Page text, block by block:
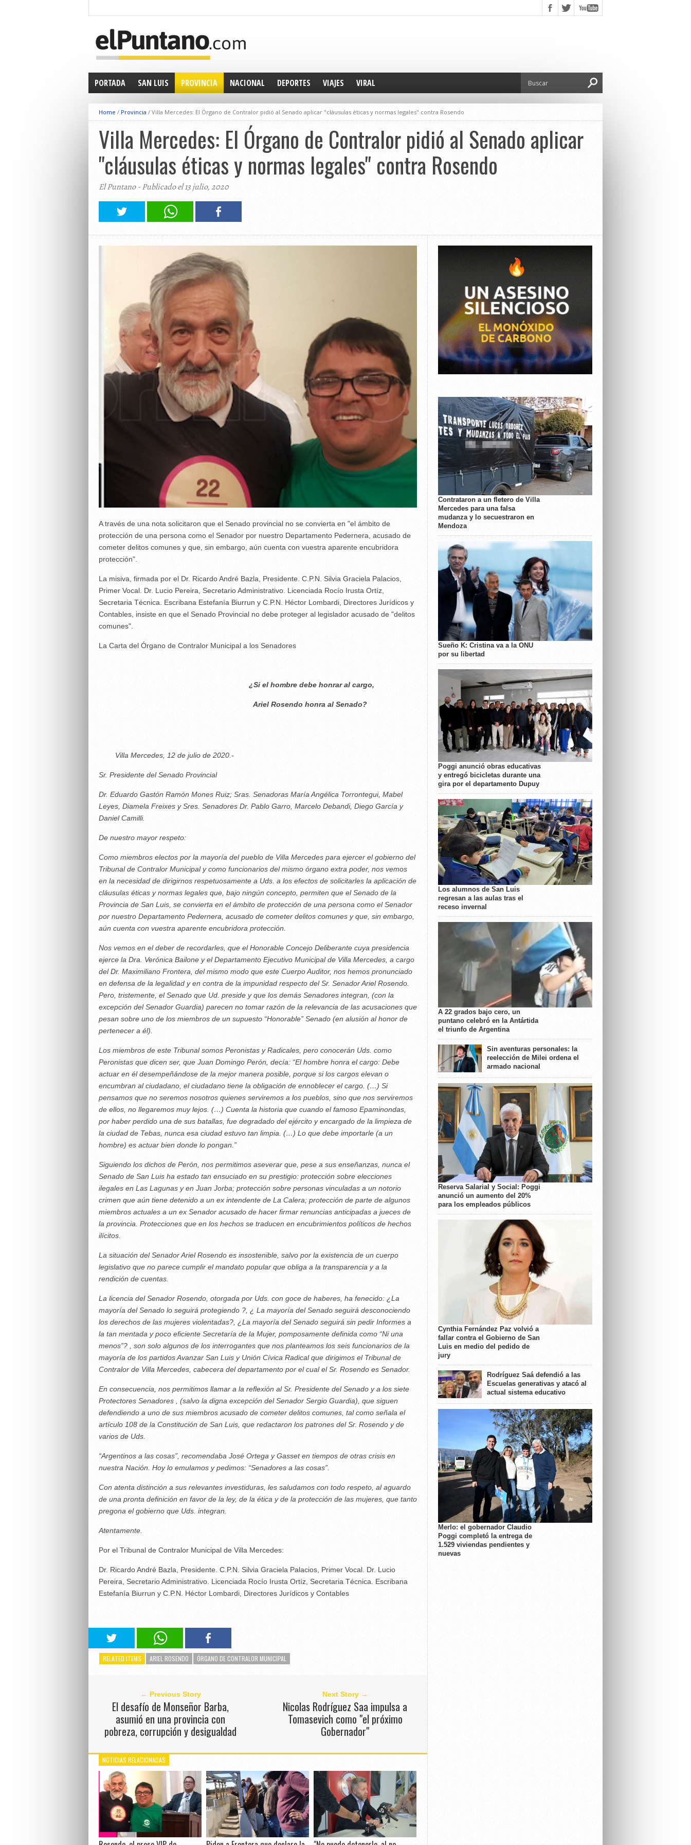
PORTADA SAN LUIS PROVINCIA NACIONAL DEPORTES VIAJES VIRAL
Home / Provincia / Villa Mercedes: El Órgano de Contralor pidió al Senado aplicar "cláusulas éticas y normas legales" contra Rosendo
Villa Mercedes: El Órgano de Contralor pidió al Senado aplicar
"cláusulas éticas y normas legales" contra Rosendo
El Puntano - Publicado el 13 julio, 2020
A través de una nota solicitaron que el Senado provincial no se convierta en "el ámbito de
protección de una persona como el Senador por nuestro Departamento Pedernera, acusado de
cometer delitos comunes y que, sin embargo, aún cuenta con vuestra aparente encubridora
protección".
La misiva, firmada por el Dr. Ricardo André Bazla, Presidente. C.P.N. Silvia Graciela Palacios,
Primer Vocal. Dr. Lucio Pereira, Secretario Administrativo. Licenciada Rocío Irusta Ortíz,
Secretaria Técnica. Escribana Estefanía Biurrun y C.P.N. Héctor Lombardi, Directores Jurídicos y
Contables, insiste en que el Senado Provincial no debe proteger al legislador acusado de "delitos
comunes".
La Carta del Órgano de Contralor Municipal a los Senadores
¿Si el hombre debe honrar al cargo,
Ariel Rosendo honra al Senado?
Villa Mercedes, 12 de julio de 2020.-
Sr. Presidente del Senado Provincial
Dr. Eduardo Gastón Ramón Mones Ruiz; Sras. Senadoras María Angélica Torrontegui, Mabel
Leyes, Diamela Freixes y Sres. Senadores Dr. Pablo Garro, Marcelo Debandi, Diego García y
Daniel Camilli.
De nuestro mayor respeto:
Como miembros electos por la mayoría del pueblo de Villa Mercedes para ejercer el gobierno del
Tribunal de Contralor Municipal y como funcionarios del mismo órgano extra poder, nos vemos
en la necesidad de dirigirnos respetuosamente a Uds. a los efectos de solicitarles la aplicación de
cláusulas éticas y normas legales que, bajo ningún concepto, permiten que el Senado de la
Provincia de San Luis, se convierta en el ámbito de protección de una persona como el Senador
por nuestro Departamento Pedernera, acusado de cometer delitos comunes y que, sin embargo,
aún cuenta con vuestra aparente encubridora protección.
Nos vemos en el deber de recordarles, que el Honorable Concejo Deliberante cuya presidencia
ejerce la Dra. Verónica Bailone y el Departamento Ejecutivo Municipal de Villa Mercedes, a cargo
del Dr. Maximiliano Frontera, del mismo modo que este Cuerpo Auditor, nos hemos pronunciado
en defensa de la legalidad y en contra de la impunidad respecto del Sr. Senador Ariel Rosendo.
Pero, tristemente, el Senado que Ud. preside y que los demás Senadores integran, (con la
excepción del Senador Guardia) parecen no tomar razón de la relevancia de las acusaciones que
pesan sobre uno de los miembros de un supuesto “Honorable” Senado (en alusión al honor de
pertenecer a él).
Los miembros de este Tribunal somos Peronistas y Radicales, pero conocerán Uds. como
Peronistas que dicen ser, que Juan Domingo Perón, decía: “El hombre honra el cargo: Debe
actuar en él desempeñándose de la mejor manera posible, porque si los cargos elevan o
encumbran al ciudadano, el ciudadano tiene la obligación de ennoblecer el cargo. (…) Si
pensamos que no seremos nosotros quienes serviremos a los pueblos, sino que nos serviremos
de ellos, no llegaremos muy lejos. (…) Cuenta la historia que cuando el famoso Epaminondas,
por haber perdido una de sus batallas, fue degradado del ejército y encargado de la limpieza de
la ciudad de Tebas, nunca esa ciudad estuvo tan limpia. (…) Lo que debe importarle (a un
hombre) es actuar bien donde lo pongan.”
Siguiendo los dichos de Perón, nos permitimos aseverar que, pese a sus enseñanzas, nunca el
Senado de San Luis ha estado tan ensuciado en su prestigio: protección sobre elecciones
ilegales en Las Lagunas y en Juan Jorba; protección sobre personas vinculadas a un notorio
crimen que aún tiene detenido a un ex intendente de La Calera; protección de parte de algunos
miembros actuales a un ex Senador acusado de hacer firmar renuncias anticipadas a jueces de
la provincia. Protecciones que en los hechos se traducen en encubrimientos políticos de hechos
ilícitos.
La situación del Senador Ariel Rosendo es insostenible, salvo por la existencia de un cuerpo
legislativo que no parece cumplir el mandato popular que obliga a la transparencia y a la
rendición de cuentas.
La licencia del Senador Rosendo, otorgada por Uds. con goce de haberes, ha fenecido: ¿La
mayoría del Senado lo seguirá protegiendo ?, ¿ La mayoría del Senado seguirá desconociendo
los derechos de las mujeres violentadas?, ¿La mayoría del Senado seguirá sin pedir Informes a
la tan mentada y poco eficiente Secretaría de la Mujer, pomposamente definida como “Ni una
menos”? , son solo algunos de los interrogantes que nos planteamos los seis funcionarios de la
mayoría de los partidos Avanzar San Luis y Unión Cívica Radical que dirigimos el Tribunal de
Contralor de Villa Mercedes, cabecera del departamento por el cual el Sr. Rosendo es Senador.
En consecuencia, nos permitimos llamar a la reflexión al Sr. Presidente del Senado y a los siete
Protectores Senadores , (salvo la digna excepción del Senador Sergio Guardia), que siguen
defendiendo a uno de sus miembros acusado de cometer delitos comunes, tal como señala el
artículo 108 de la Constitución de San Luis, que redactaron los patrones del Sr. Rosendo y de
varios de Uds.
“Argentinos a las cosas”, recomendaba José Ortega y Gasset en tiempos de otras crisis en
nuestra Nación. Hoy lo emulamos y pedimos: “Senadores a las cosas”.
Con atenta distinción a sus relevantes investiduras, les saludamos con todo respeto, al aguardo
de una pronta definición en favor de la ley, de la ética y de la protección de las mujeres, que tanto
pregona el gobierno que Uds. integran.
Atentamente.
Por el Tribunal de Contralor Municipal de Villa Mercedes:
Dr. Ricardo André Bazla, Presidente. C.P.N. Silvia Graciela Palacios, Primer Vocal. Dr. Lucio
Pereira, Secretario Administrativo. Licenciada Rocío Irusta Ortíz, Secretaria Técnica. Escribana
Estefanía Biurrun y C.P.N. Héctor Lombardi, Directores Jurídicos y Contables
RELATED ITEMS ARIEL ROSENDO ÓRGANO DE CONTRALOR MUNICIPAL
← Previous Story
El desafío de Monseñor Barba,
asumió en una provincia con
pobreza, corrupción y desigualdad
Next Story →
Nicolas Rodríguez Saa impulsa a
Tomasevich como "el próximo
Gobernador"
NOTICIAS RELACIONADAS
Contrataron a un fletero de Villa
Mercedes para una falsa
mudanza y lo secuestraron en
Mendoza
Sueño K: Cristina va a la ONU
por su libertad
Poggi anunció obras educativas
y entregó bicicletas durante una
gira por el departamento Dupuy
Los alumnos de San Luis
regresan a las aulas tras el
receso invernal
A 22 grados bajo cero, un
puntano celebró en la Antártida
el triunfo de Argentina
Sin aventuras personales: la
reelección de Milei ordena el
armado nacional
Reserva Salarial y Social: Poggi
anunció un aumento del 20%
para los empleados públicos
Cynthia Fernández Paz volvió a
fallar contra el Gobierno de San
Luis en medio del pedido de
jury
Rodríguez Saá defendió a las
Escuelas generativas y atacó al
actual sistema educativo
Merlo: el gobernador Claudio
Poggi completó la entrega de
1.529 viviendas pendientes y
nuevas